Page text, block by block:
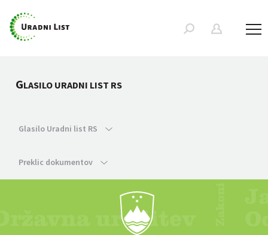
GLASILO URADNI LIST RS
Glasilo Uradni list RS
Preklic dokumentov